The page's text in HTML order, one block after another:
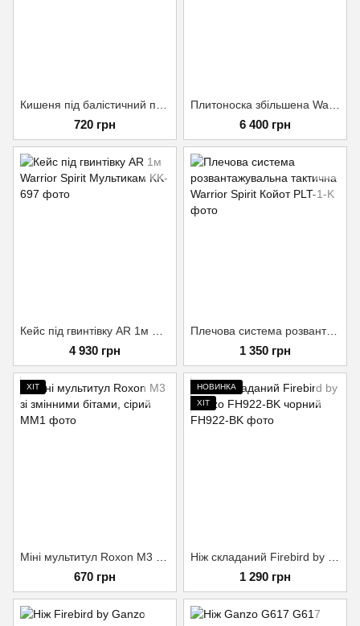
720 грн 6 400 грн
4 930 грн
Плечова система розвантажувальна тактична Warrior Spirit Койот
1 350 грн
ХІТ
670 грн
НОВИНКА
ХІТ
1 290 грн